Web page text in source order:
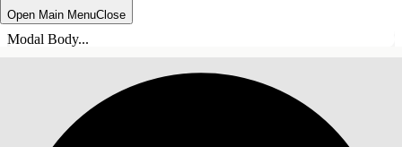
Open Main MenuClose
Modal Body...